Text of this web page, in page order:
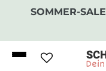
SOMMER-SALE